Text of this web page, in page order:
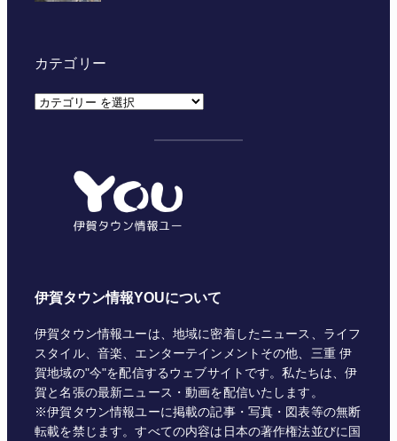
カテゴリー
カ
伊賀タウン情報YOUについて
伊賀タウン情報ユーは、地域に密着したニュース、ライフ
スタイル、音楽、エンターテインメントその他、三重 伊
賀地域の"今"を配信するウェブサイトです。私たちは、伊
賀と名張の最新ニュース・動画を配信いたします。
※伊賀タウン情報ユーに掲載の記事・写真・図表等の無断
転載を禁じます。すべての内容は日本の著作権法並びに国